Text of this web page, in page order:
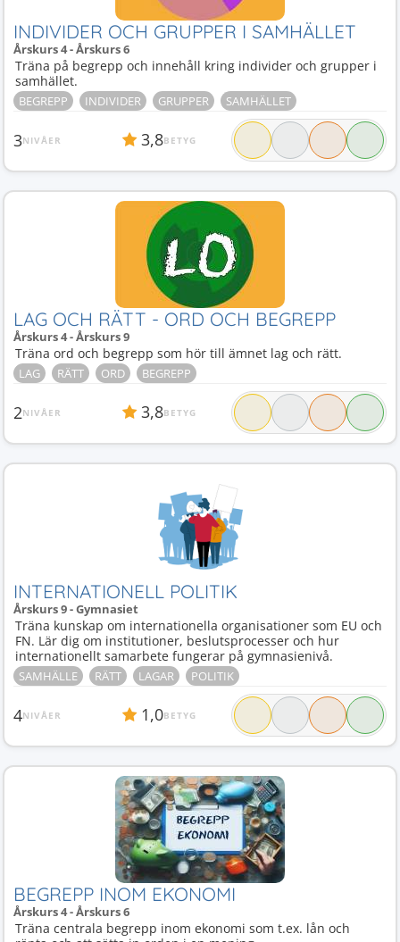
INDIVIDER OCH GRUPPER I SAMHÄLLET
Årskurs 4 - Årskurs 6
Träna på begrepp och innehåll kring individer och grupper i
samhället.
BEGREPP INDIVIDER GRUPPER SAMHÄLLET
3NIVÅER 3,8BETYG
LAG OCH RÄTT - ORD OCH BEGREPP
Årskurs 4 - Årskurs 9
Träna ord och begrepp som hör till ämnet lag och rätt.
LAG RÄTT ORD BEGREPP
2NIVÅER 3,8BETYG
INTERNATIONELL POLITIK
Årskurs 9 - Gymnasiet
Träna kunskap om internationella organisationer som EU och
FN. Lär dig om institutioner, beslutsprocesser och hur
internationellt samarbete fungerar på gymnasienivå.
SAMHÄLLE RÄTT LAGAR POLITIK
4NIVÅER 1,0BETYG
BEGREPP INOM EKONOMI
Årskurs 4 - Årskurs 6
Träna centrala begrepp inom ekonomi som t.ex. lån och